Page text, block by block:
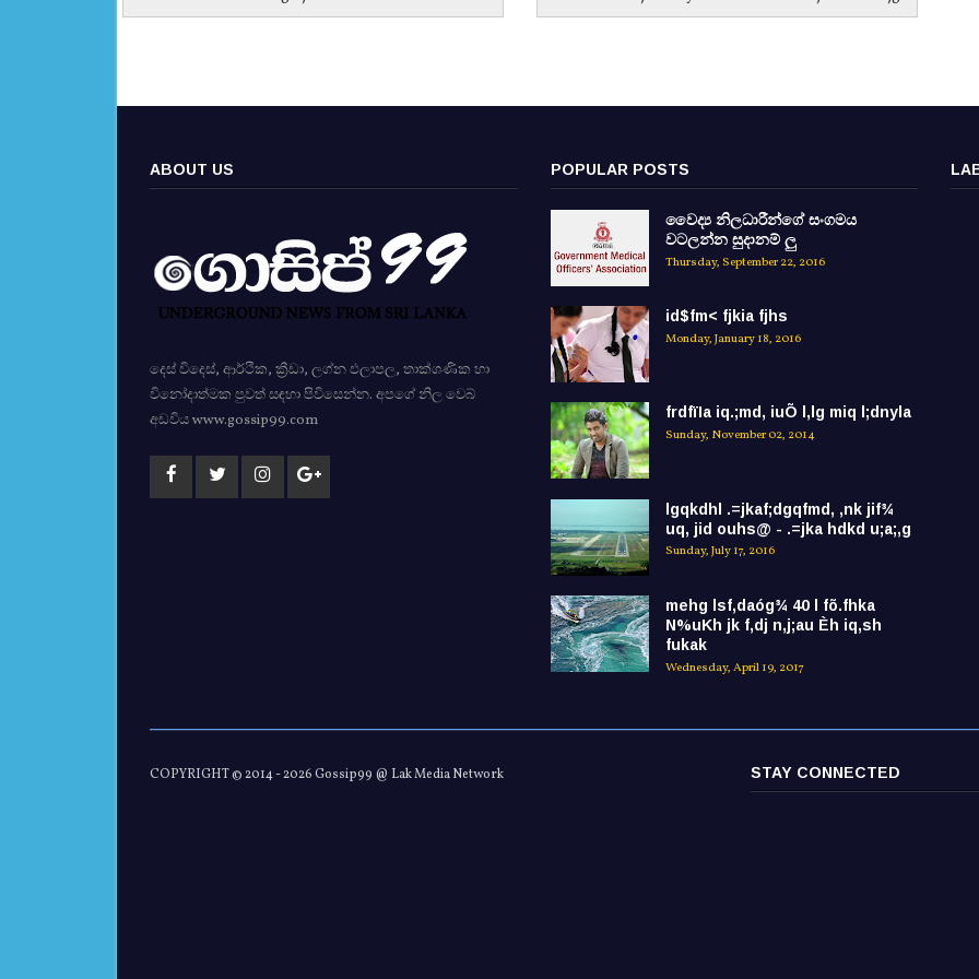
ABOUT US
දෙස් විදෙස්, ආර්ථික, ක්‍රීඩා, ලග්න ඵලාපල, තාක්ශණික හා
විනෝදාත්මක පුවත් සඳහා පිවිසෙන්න. අපගේ නිල වෙබ්
අඩවිය www.gossip99.com
POPULAR POSTS
වෛද්‍ය නිලධාරීන්ගේ සංගමය
වටලන්න සුදානම් ලු
Thursday, September 22, 2016
id$fm< fjkia fjhs
Monday, January 18, 2016
frdfïIa iq.;md, iuÕ l,lg miq l;dnyla
Sunday, November 02, 2014
lgqkdhl .=jkaf;dgqfmd, ,nk jif¾
uq, jid ouhs@ - .=jka hdkd u;a;,g
Sunday, July 17, 2016
mehg lsf,daóg¾ 40 l fõ.fhka
N%uKh jk f,dj n,j;au Èh iq,sh
fukak
Wednesday, April 19, 2017
COPYRIGHT © 2014 -2026 Gossip99 @ Lak Media Network STAY CONNECTED